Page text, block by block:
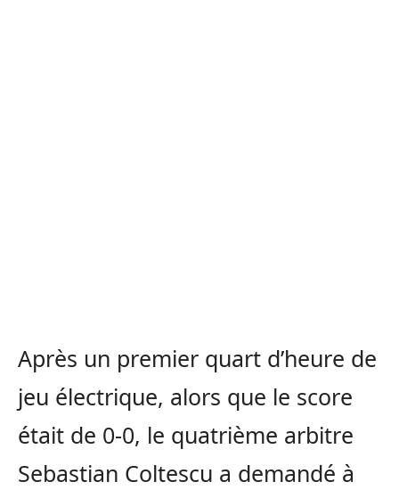
Après un premier quart d’heure de
jeu électrique, alors que le score
était de 0-0, le quatrième arbitre
Sebastian Coltescu a demandé à